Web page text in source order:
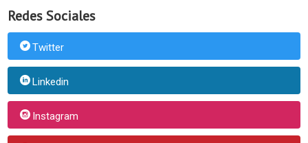
Redes Sociales
Twitter
Linkedin
Instagram